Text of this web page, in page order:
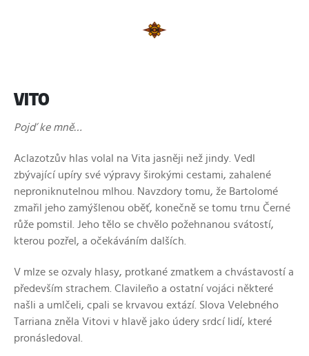
VITO
Pojď ke mně…
Aclazotzův hlas volal na Vita jasněji než jindy. Vedl
zbývající upíry své výpravy širokými cestami, zahalené
neproniknutelnou mlhou. Navzdory tomu, že Bartolomé
zmařil jeho zamýšlenou oběť, konečně se tomu trnu Černé
růže pomstil. Jeho tělo se chvělo požehnanou svátostí,
kterou pozřel, a očekáváním dalších.
V mlze se ozvaly hlasy, protkané zmatkem a chvástavostí a
především strachem. Clavileño a ostatní vojáci některé
našli a umlčeli, cpali se krvavou extází. Slova Velebného
Tarriana zněla Vitovi v hlavě jako údery srdcí lidí, které
pronásledoval.